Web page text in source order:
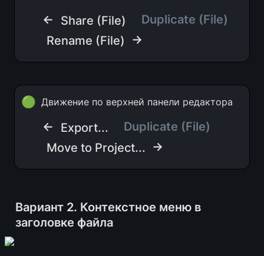
← Share (File)
   Duplicate (File)
Rename (File)
→
🟢 Движение по верхней панели редактора
← Export...
Duplicate (File)
Move to Project... →
Вариант 2. Контекстное меню в
заголовке файла